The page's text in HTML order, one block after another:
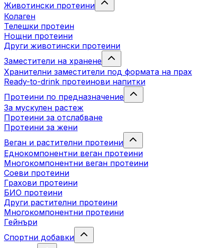
Животински протеини
Колаген
Телешки протеин
Нощни протеини
Други животински протеини
Заместители на хранене
Хранителни заместители под формата на прах
Ready-to-drink протеинови напитки
Протеини по предназначение
За мускулен растеж
Протеини за отслабване
Протеини за жени
Веган и растителни протеини
Еднокомпонентни веган протеини
Многокомпонентни веган протеини
Соеви протеини
Грахови протеини
БИО протеини
Други растителни протеини
Многокомпонентни протеини
Гейнъри
Спортни добавки